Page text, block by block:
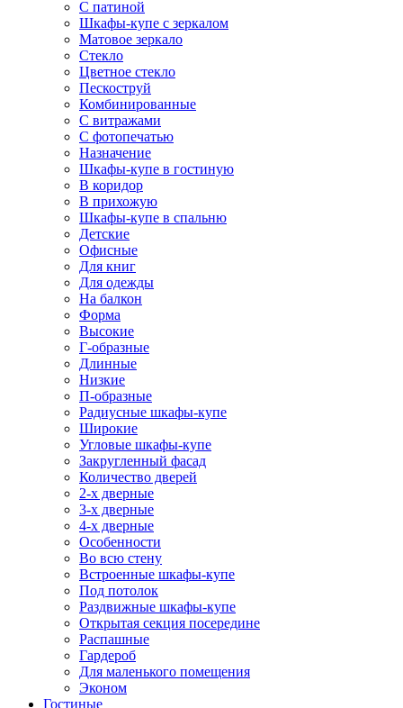
С патиной
Шкафы-купе с зеркалом
Матовое зеркало
Стекло
Цветное стекло
Пескоструй
Комбинированные
С витражами
С фотопечатью
Назначение
Шкафы-купе в гостиную
В коридор
В прихожую
Шкафы-купе в спальню
Детские
Офисные
Для книг
Для одежды
На балкон
Форма
Высокие
Г-образные
Длинные
Низкие
П-образные
Радиусные шкафы-купе
Широкие
Угловые шкафы-купе
Закругленный фасад
Количество дверей
2-х дверные
3-х дверные
4-х дверные
Особенности
Во всю стену
Встроенные шкафы-купе
Под потолок
Раздвижные шкафы-купе
Открытая секция посередине
Распашные
Гардероб
Для маленького помещения
Эконом
Гостиные